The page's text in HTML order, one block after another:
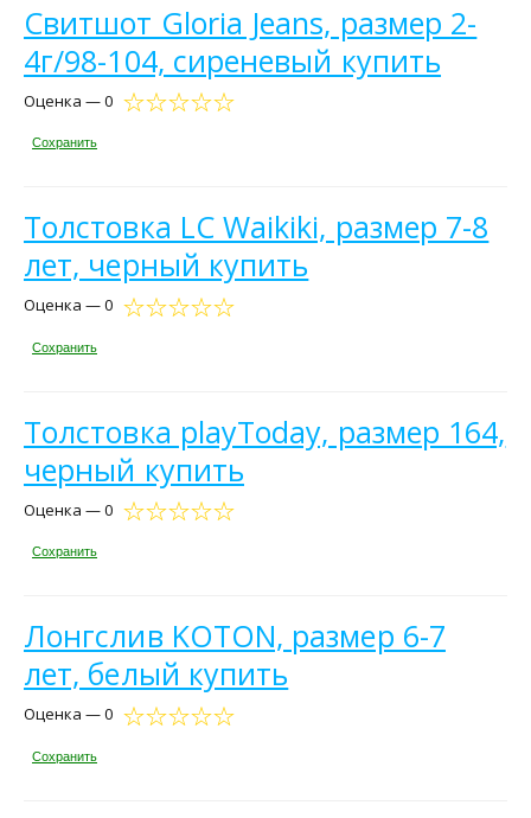
Свитшот Gloria Jeans, размер 2-
4г/98-104, сиреневый купить
Оценка — 0
Сохранить
Толстовка LC Waikiki, размер 7-8
лет, черный купить
Оценка — 0
Сохранить
Толстовка playToday, размер 164,
черный купить
Оценка — 0
Сохранить
Лонгслив KOTON, размер 6-7
лет, белый купить
Оценка — 0
Сохранить